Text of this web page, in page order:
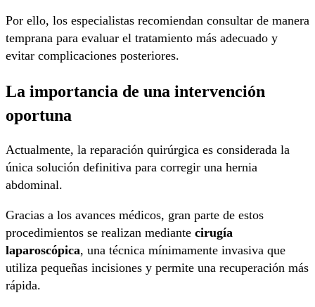
Por ello, los especialistas recomiendan consultar de manera
temprana para evaluar el tratamiento más adecuado y
evitar complicaciones posteriores.
La importancia de una intervención
oportuna
Actualmente, la reparación quirúrgica es considerada la
única solución definitiva para corregir una hernia
abdominal.
Gracias a los avances médicos, gran parte de estos
procedimientos se realizan mediante cirugía
laparoscópica, una técnica mínimamente invasiva que
utiliza pequeñas incisiones y permite una recuperación más
rápida.